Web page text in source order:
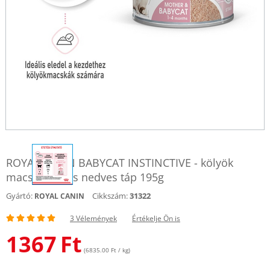
ROYAL CANIN BABYCAT INSTINCTIVE - kölyök
macska pépes nedves táp 195g
Gyártó: ROYAL CANIN Cikkszám:31322
3 Vélemények Értékelje Ön is
1367 Ft (6835.00 Ft / kg)